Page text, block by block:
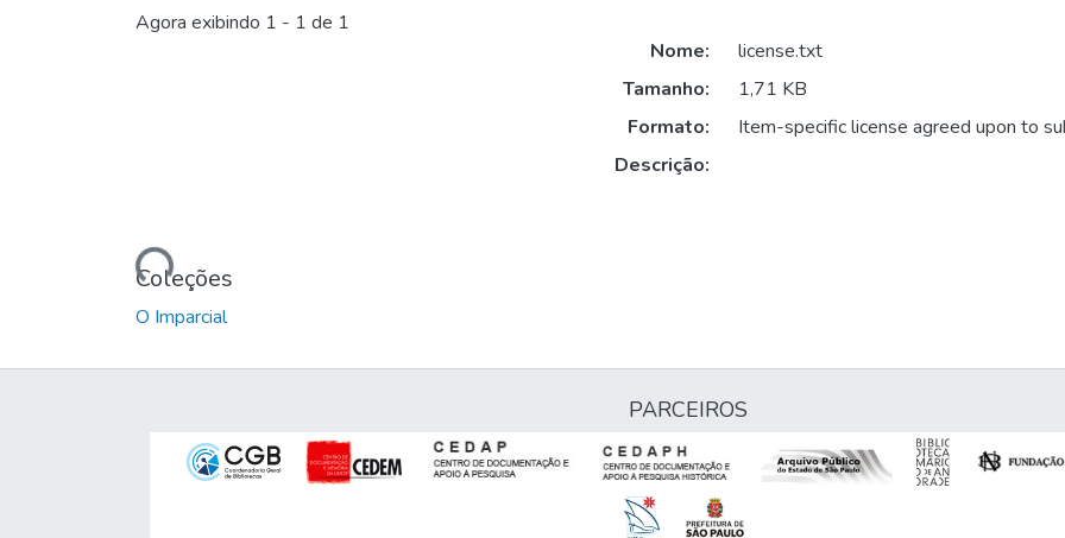
Agora exibindo 1 - 1 de 1
Carregando...
Nome:
license.txt
Tamanho:
1,71 KB
Formato:
Item-specific license agreed upon to
Descrição:
Coleções
O Imparcial
PARCEIROS